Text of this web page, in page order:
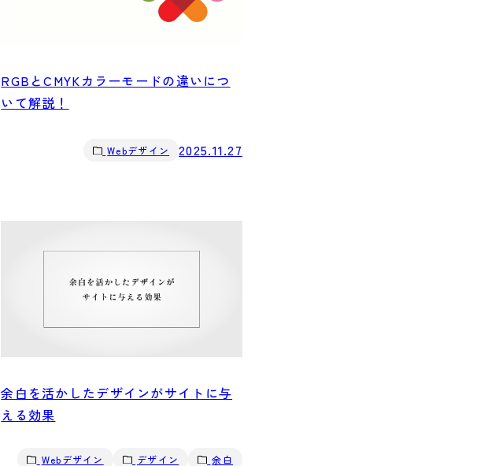
RGBとCMYKカラーモードの違いにつ
いて解説！
Webデザイン 2025.11.27
余白を活かしたデザインがサイトに与
える効果
Webデザイン デザイン 余白